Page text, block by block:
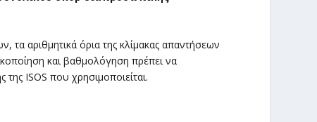
τα αριθμητικά όρια της κλίμακας απαντήσεων
και βαθμολόγηση πρέπει να
ISOS που χρησιμοποιείται.